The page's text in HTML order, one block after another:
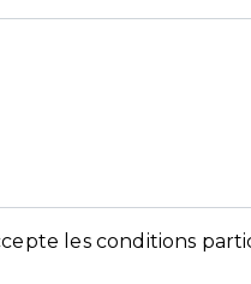
les conditions